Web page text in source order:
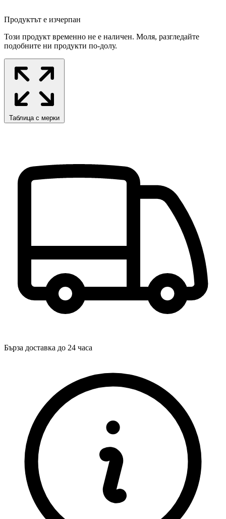
Продуктът е изчерпан
Този продукт временно не е наличен. Моля, разгледайте
подобните ни продукти по-долу.
Таблица с мерки
Бърза доставка до 24 часа